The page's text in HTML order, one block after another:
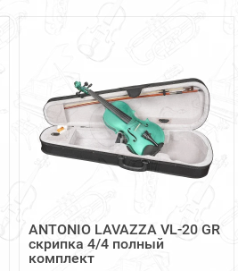
ANTONIO LAVAZZA VL-20 GR
скрипка 4/4 полный
комплект